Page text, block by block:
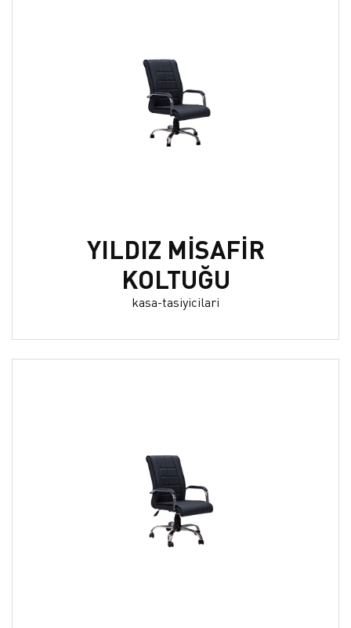
YILDIZ MİSAFİR
KOLTUĞU
kasa-tasiyicilari